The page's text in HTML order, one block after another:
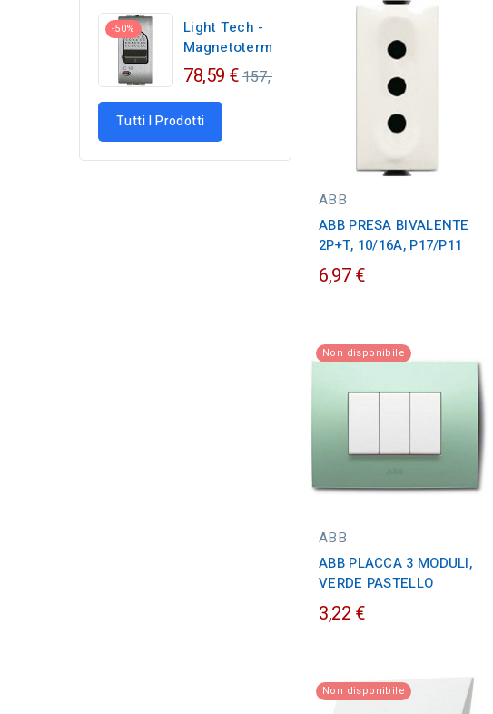
-50%
Light Tech -
Magnetotermico...
78,59 €Regular
157,17 €
Tutti I Prodotti
ABB
ABB PRESA BIVALENTE
2P+T, 10/16A, P17/P11
6,97 €
Non disponibile
ABB
ABB PLACCA 3 MODULI,
VERDE PASTELLO
3,22 €
Non disponibile